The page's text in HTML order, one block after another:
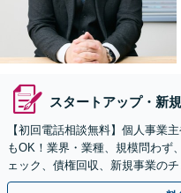
スタートアップ・新
【初回電話相談無料】個人事業
もOK！業界・業種、規模問わず
ェック、債権回収、新規事業の
請求の対応など